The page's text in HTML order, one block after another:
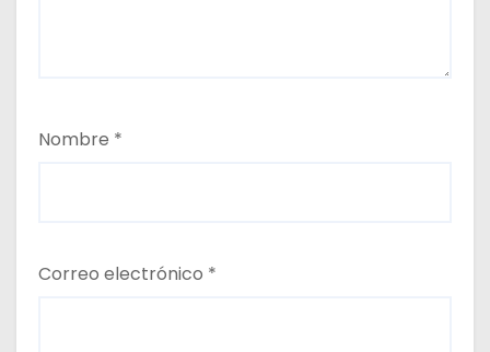
Nombre *
Correo electrónico *